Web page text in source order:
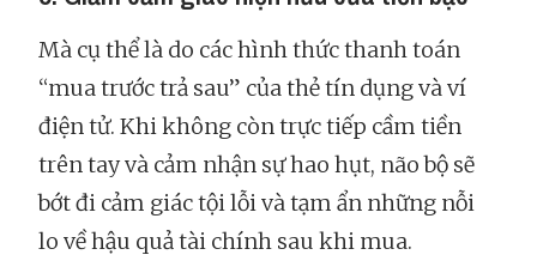
Mà cụ thể là do các hình thức thanh toán
“mua trước trả sau” của thẻ tín dụng và ví
điện tử. Khi không còn trực tiếp cầm tiền
trên tay và cảm nhận sự hao hụt, não bộ sẽ
bớt đi cảm giác tội lỗi và tạm ẩn những nỗi
lo về hậu quả tài chính sau khi mua.